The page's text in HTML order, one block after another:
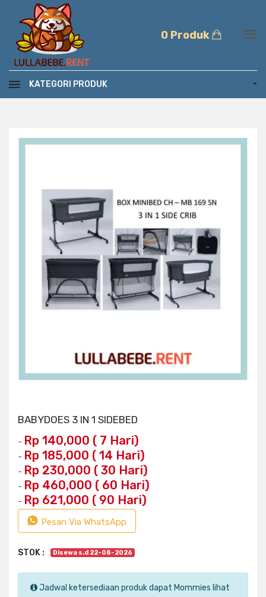
0 Produk
KATEGORI PRODUK
BABYDOES 3 IN 1 SIDEBED
- Rp 140,000 ( 7 Hari)
- Rp 185,000 ( 14 Hari)
- Rp 230,000 ( 30 Hari)
- Rp 460,000 ( 60 Hari)
- Rp 621,000 ( 90 Hari)
Pesan Via WhatsApp
STOK : Disewa s.d 22-08-2026
Jadwal ketersediaan produk dapat Mommies lihat